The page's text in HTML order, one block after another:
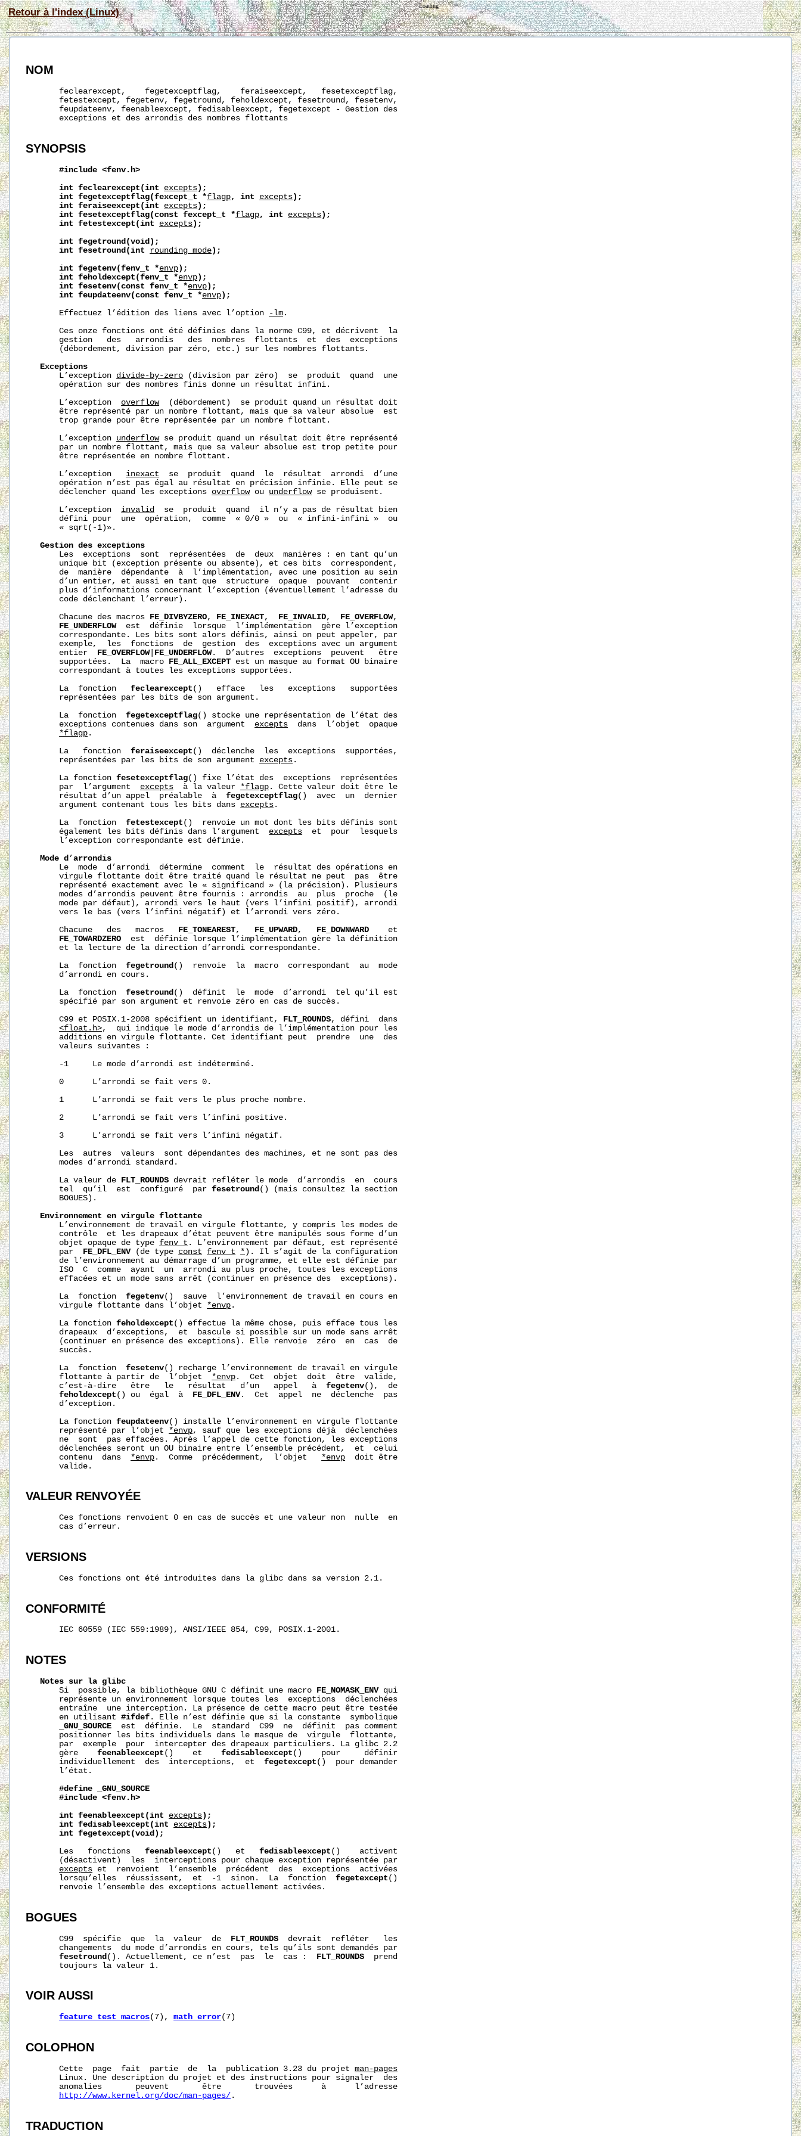
Retour à l'index (Linux)
Loading
NOM
       feclearexcept,    fegetexceptflag,    feraiseexcept,   fesetexceptflag,
       fetestexcept, fegetenv, fegetround, feholdexcept, fesetround, fesetenv,
       feupdateenv, feenableexcept, fedisableexcept, fegetexcept - Gestion des
       exceptions et des arrondis des nombres flottants
SYNOPSIS
#include <fenv.h>
int
feclearexcept(int excepts);
int
fegetexceptflag(fexcept_t *flagp, int excepts);
int
feraiseexcept(int excepts);
int
fesetexceptflag(const fexcept_t *flagp, int excepts);
int
fetestexcept(int excepts);
int
fegetround(void);
int
fesetround(int rounding_mode);
int
fegetenv(fenv_t *envp);
int
feholdexcept(fenv_t *envp);
int
fesetenv(const fenv_t *envp);
int
feupdateenv(const fenv_t *envp);
       Effectuez l’édition des liens avec l’option
-lm .
       Ces onze fonctions ont été définies dans la norme C99, et décrivent  la
       gestion   des   arrondis   des  nombres  flottants  et  des  exceptions
       (débordement, division par zéro, etc.) sur les nombres flottants.
Exceptions
       L’exception
divide-by-zero (division par zéro)  se  produit  quand  une
       opération sur des nombres finis donne un résultat infini.
       L’exception
overflow
  (débordement)  se produit quand un résultat doit
       être représenté par un nombre flottant, mais que sa valeur absolue  est
       trop grande pour être représentée par un nombre flottant.
       L’exception
underflow se produit quand un résultat doit être représenté
       par un nombre flottant, mais que sa valeur absolue est trop petite pour
       être représentée en nombre flottant.
       L’exception
inexact
  se  produit  quand  le  résultat  arrondi  d’une
       opération n’est pas égal au résultat en précision infinie. Elle peut se
       déclencher quand les exceptions
overflow ou underflow se produisent.
       L’exception
invalid
  se  produit  quand  il n’y a pas de résultat bien
       défini pour  une  opération,  comme  « 0/0 »  ou  « infini-infini »  ou
       « sqrt(-1)».
Gestion des exceptions
       Les  exceptions  sont  représentées  de  deux  manières : en tant qu’un
       unique bit (exception présente ou absente), et ces bits  correspondent,
       de  manière  dépendante  à  l’implémentation, avec une position au sein
       d’un entier, et aussi en tant que  structure  opaque  pouvant  contenir
       plus d’informations concernant l’exception (éventuellement l’adresse du
       code déclenchant l’erreur).
       Chacune des macros
FE_DIVBYZERO, FE_INEXACT, FE_INVALID, FE_OVERFLOW,
FE_UNDERFLOW
  est  définie  lorsque  l’implémentation  gère l’exception
       correspondante. Les bits sont alors définis, ainsi on peut appeler, par
       exemple,  les  fonctions  de  gestion  des  exceptions avec un argument
       entier
FE_OVERFLOW| FE_UNDERFLOW.  D’autres  exceptions  peuvent   être
       supportées.  La  macro
FE_ALL_EXCEPT est un masque au format OU binaire
       correspondant à toutes les exceptions supportées.
       La  fonction
feclearexcept ()   efface   les   exceptions   supportées
       représentées par les bits de son argument.
       La  fonction
fegetexceptflag() stocke une représentation de l’état des
       exceptions contenues dans son  argument
excepts
  dans  l’objet  opaque
*flagp .
       La   fonction
feraiseexcept ()  déclenche  les  exceptions  supportées,
       représentées par les bits de son argument
excepts .
       La fonction
fesetexceptflag() fixe l’état des  exceptions  représentées
       par  l’argument
excepts
  à la valeur
*flagp . Cette valeur doit être le
       résultat d’un appel  préalable  à
fegetexceptflag()  avec  un  dernier
       argument contenant tous les bits dans
excepts .
       La  fonction
fetestexcept ()  renvoie un mot dont les bits définis sont
       également les bits définis dans l’argument
excepts
  et  pour  lesquels
       l’exception correspondante est définie.
Mode d ’arrondis
       Le  mode  d’arrondi  détermine  comment  le  résultat des opérations en
       virgule flottante doit être traité quand le résultat ne peut  pas  être
       représenté exactement avec le « significand » (la précision). Plusieurs
       modes d’arrondis peuvent être fournis : arrondis  au  plus  proche  (le
       mode par défaut), arrondi vers le haut (vers l’infini positif), arrondi
       vers le bas (vers l’infini négatif) et l’arrondi vers zéro.
       Chacune   des   macros
FE_TONEAREST, FE_UPWARD, FE_DOWNWARD
    et
FE_TOWARDZERO
  est  définie lorsque l’implémentation gère la définition
       et la lecture de la direction d’arrondi correspondante.
       La  fonction
fegetround ()  renvoie  la  macro  correspondant  au  mode
       d’arrondi en cours.
       La  fonction
fesetround ()  définit  le  mode  d’arrondi  tel qu’il est
       spécifié par son argument et renvoie zéro en cas de succès.
       C99 et POSIX.1-2008 spécifient un identifiant,
FLT_ROUNDS, défini  dans
<float.h>,  qui indique le mode d’arrondis de l’implémentation pour les
       additions en virgule flottante. Cet identifiant peut  prendre  une  des
       valeurs suivantes :
       -1     Le mode d’arrondi est indéterminé.
       0      L’arrondi se fait vers 0.
       1      L’arrondi se fait vers le plus proche nombre.
       2      L’arrondi se fait vers l’infini positive.
       3      L’arrondi se fait vers l’infini négatif.
       Les  autres  valeurs  sont dépendantes des machines, et ne sont pas des
       modes d’arrondi standard.
       La valeur de
FLT_ROUNDS devrait refléter le mode  d’arrondis  en  cours
       tel  qu’il  est  configuré  par
fesetround () (mais consultez la section
       BOGUES).
Environnement
en virgule flottante
       L’environnement de travail en virgule flottante, y compris les modes de
       contrôle  et les drapeaux d’état peuvent être manipulés sous forme d’un
       objet opaque de type
fenv_t . L’environnement par défaut, est représenté
       par
FE_DFL_ENV (de type const fenv_t * ). Il s’agit de la configuration
       de l’environnement au démarrage d’un programme, et elle est définie par
       ISO  C  comme  ayant  un  arrondi au plus proche, toutes les exceptions
       effacées et un mode sans arrêt (continuer en présence des  exceptions).
       La  fonction
fegetenv()  sauve  l’environnement de travail en cours en
       virgule flottante dans l’objet
*envp .
       La fonction
feholdexcept () effectue la même chose, puis efface tous les
       drapeaux  d’exceptions,  et  bascule si possible sur un mode sans arrêt
       (continuer en présence des exceptions). Elle renvoie  zéro  en  cas  de
       succès.
       La  fonction
fesetenv() recharge l’environnement de travail en virgule
       flottante à partir de  l’objet
*envp .  Cet  objet  doit  être  valide,
       c’est-à-dire   être   le   résultat   d’un   appel   à
fegetenv(),  de
feholdexcept () ou  égal  à FE_DFL_ENV.  Cet  appel  ne  déclenche  pas
       d’exception.
       La fonction
feupdateenv() installe l’environnement en virgule flottante
       représenté par l’objet
*envp, sauf que les exceptions déjà  déclenchées
       ne  sont  pas effacées. Après l’appel de cette fonction, les exceptions
       déclenchées seront un OU binaire entre l’ensemble précédent,  et  celui
       contenu  dans
*envp .  Comme  précédemment,  l’objet *envp
  doit être
       valide.
VALEUR RENVOYÉE
       Ces fonctions renvoient 0 en cas de succès et une valeur non  nulle  en
       cas d’erreur.
VERSIONS
       Ces fonctions ont été introduites dans la glibc dans sa version 2.1.
CONFORMITÉ
       IEC 60559 (IEC 559:1989), ANSI/IEEE 854, C99, POSIX.1-2001.
NOTES
Notes sur la glibc
       Si  possible, la bibliothèque GNU C définit une macro
FE_NOMASK_ENV qui
       représente un environnement lorsque toutes les  exceptions  déclenchées
       entraîne  une interception. La présence de cette macro peut être testée
       en utilisant
#ifdef . Elle n’est définie que si la constante  symbolique
_GNU_SOURCE
  est  définie.  Le  standard  C99  ne  définit  pas comment
       positionner les bits individuels dans le masque de  virgule  flottante,
       par  exemple  pour  intercepter des drapeaux particuliers. La glibc 2.2
       gère
feenableexcept ()    et fedisableexcept ()    pour     définir
       individuellement  des  interceptions,  et
fegetexcept ()  pour demander
       l’état.
#define
_GNU_SOURCE
#include <fenv.h>
int
feenableexcept(int excepts );
int
fedisableexcept(int excepts );
int
fegetexcept(void);
       Les   fonctions
feenableexcept ()   et fedisableexcept ()    activent
       (désactivent)  les  interceptions pour chaque exception représentée par
excepts et  renvoient  l’ensemble  précédent  des  exceptions  activées
       lorsqu’elles  réussissent,  et  -1  sinon.  La  fonction
fegetexcept ()
       renvoie l’ensemble des exceptions actuellement activées.
BOGUES
       C99  spécifie  que  la  valeur  de
FLT_ROUNDS
  devrait  refléter   les
       changements  du mode d’arrondis en cours, tels qu’ils sont demandés par
fesetround (). Actuellement, ce n’est  pas  le  cas : FLT_ROUNDS
  prend
       toujours la valeur 1.
VOIR AUSSI
feature_test_macros(7), math_error(7)
COLOPHON
       Cette  page  fait  partie  de  la  publication 3.23 du projet
man-pages
       Linux. Une description du projet et des instructions pour signaler  des
       anomalies       peuvent       être       trouvées      à      l’adresse
http://www.kernel.org/doc/man-pages/ .
TRADUCTION